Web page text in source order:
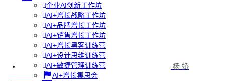
企业AI创新工作坊
AI+增长战略工作坊
AI+品牌增长工作坊
AI+销售增长工作坊
AI+增长黑客训练营
AI+设计思维训练营
AI+敏捷管理训练营
AI+增长集思会
杨 娇